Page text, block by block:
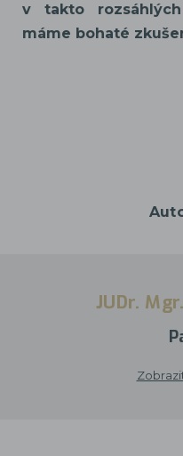
v takto
máme bohaté
JUDr.